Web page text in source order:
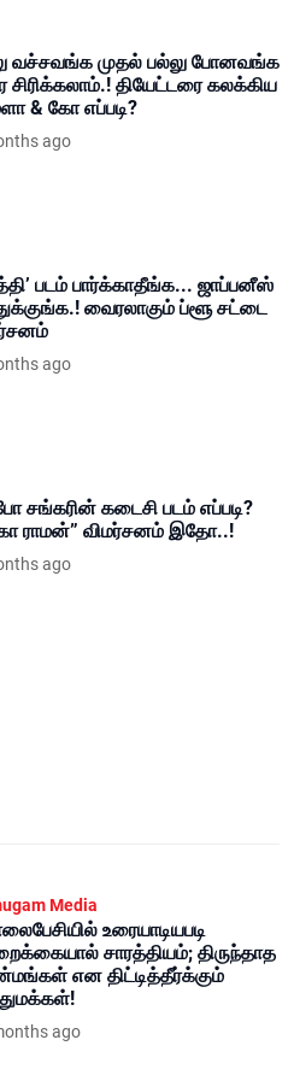
வச்சவங்க முதல் பல்லு போனவங்க
சிரிக்கலாம்.! தியேட்டரை கலக்கிய
& கோ எப்படி?
ago
படம் பார்க்காதீங்க... ஜாப்பனீஸ்
வைரலாகும் ப்ளூ சட்டை
ago
சங்கரின் கடைசி படம் எப்படி?
ராமன்” விமர்சனம் இதோ..!
ago
Media
உரையாடியபடி
சாரத்தியம்; திருந்தாத
என திட்டித்தீர்க்கும்
ago